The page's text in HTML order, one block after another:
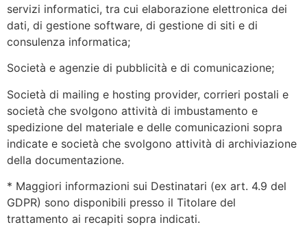
servizi informatici, tra cui elaborazione elettronica dei
dati, di gestione software, di gestione di siti e di
consulenza informatica;
Società e agenzie di pubblicità e di comunicazione;
Società di mailing e hosting provider, corrieri postali e
società che svolgono attività di imbustamento e
spedizione del materiale e delle comunicazioni sopra
indicate e società che svolgono attività di archiviazione
della documentazione.
* Maggiori informazioni sui Destinatari (ex art. 4.9 del
GDPR) sono disponibili presso il Titolare del
trattamento ai recapiti sopra indicati.